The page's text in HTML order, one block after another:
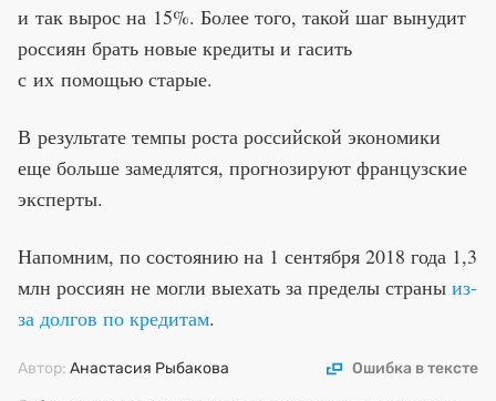
и так вырос на 15%. Более того, такой шаг вынудит
россиян брать новые кредиты и гасить
с их помощью старые.
В результате темпы роста российской экономики
еще больше замедлятся, прогнозируют французские
эксперты.
Напомним, по состоянию на 1 сентября 2018 года 1,3
млн россиян не могли выехать за пределы страны из-
за долгов по кредитам.
Автор: Анастасия Рыбакова Ошибка в тексте